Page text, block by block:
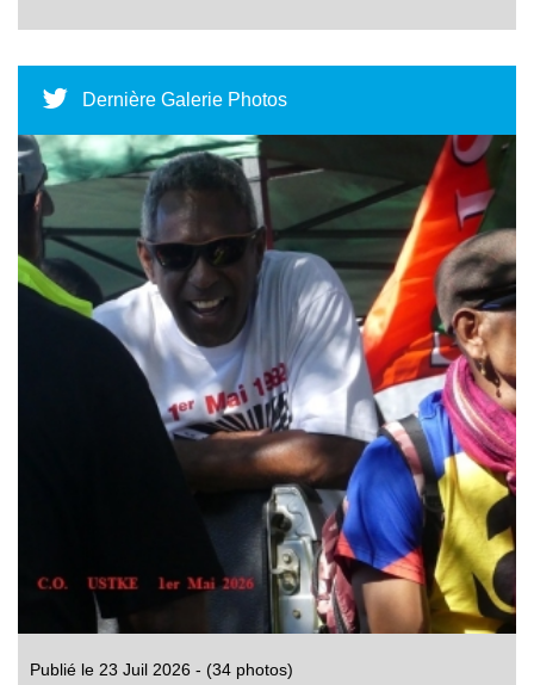
Dernière Galerie Photos
Publié le 23 Juil 2026 - (34 photos)